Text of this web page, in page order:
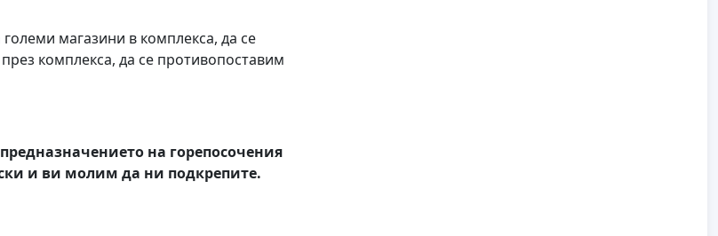
магазини в комплекса, да се
комплекса, да се противопоставим
на горепосочения
и ви молим да ни подкрепите.